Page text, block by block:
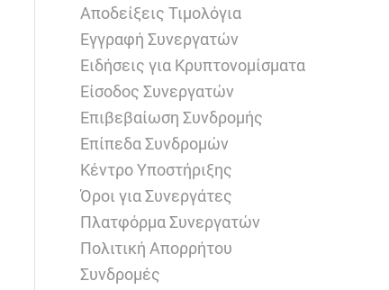
Αποδείξεις Τιμολόγια
Εγγραφή Συνεργατών
Ειδήσεις για Κρυπτονομίσματα
Είσοδος Συνεργατών
Επιβεβαίωση Συνδρομής
Επίπεδα Συνδρομών
Κέντρο Υποστήριξης
Όροι για Συνεργάτες
Πλατφόρμα Συνεργατών
Πολιτική Απορρήτου
Συνδρομές